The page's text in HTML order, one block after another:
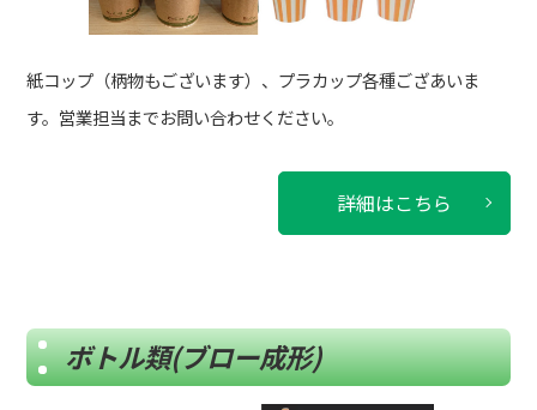
紙コップ（柄物もございます）、プラカップ各種ござあいま
す。営業担当までお問い合わせください。
詳細はこちら
ボトル類(ブロー成形)